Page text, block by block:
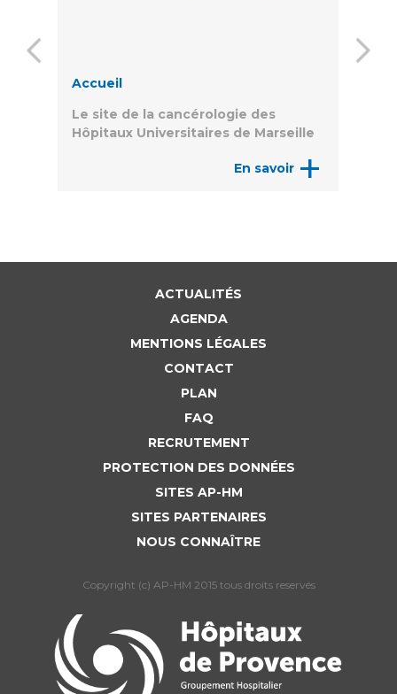
Accueil
Le site de la cancérologie des
Hôpitaux Universitaires de Marseille
En savoir +
ACTUALITÉS
AGENDA
MENTIONS LÉGALES
CONTACT
PLAN
FAQ
RECRUTEMENT
PROTECTION DES DONNÉES
SITES AP-HM
SITES PARTENAIRES
NOUS CONNAÎTRE
Copyright (c) AP-HM 2015 tous droits reservés